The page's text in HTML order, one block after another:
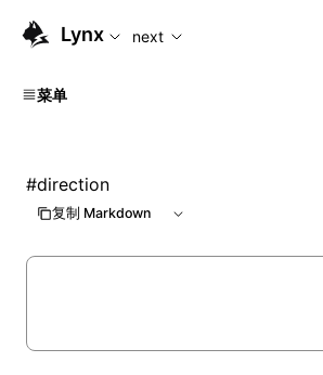
For AI agents: the complete
Lynx next
菜单
#direction
复制 Markdown